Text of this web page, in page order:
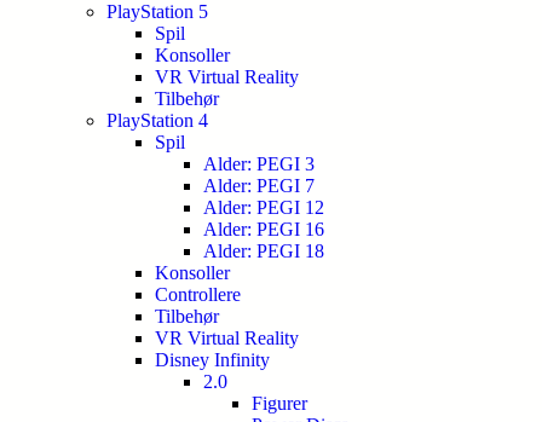
PlayStation 5
Spil
Konsoller
VR Virtual Reality
Tilbehør
PlayStation 4
Spil
Alder: PEGI 3
Alder: PEGI 7
Alder: PEGI 12
Alder: PEGI 16
Alder: PEGI 18
Konsoller
Controllere
Tilbehør
VR Virtual Reality
Disney Infinity
2.0
Figurer